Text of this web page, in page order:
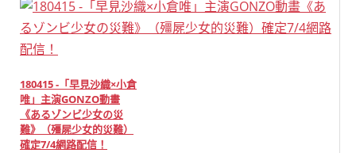
180415 -「早見沙織×小倉
唯」主演GONZO動畫
《あるゾンビ少女の災
難》（殭屍少女的災難）
確定7/4網路配信！